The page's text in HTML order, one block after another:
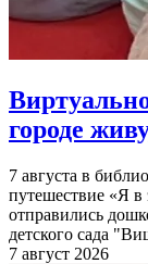
городе
7 августа в
путешествие «Я в
отправились
детского сада
7 август 2026